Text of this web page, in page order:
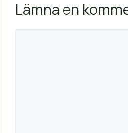
Lämna en